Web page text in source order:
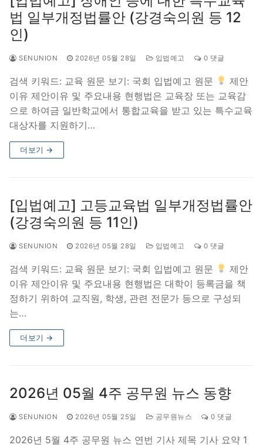
법 일부개정법률안 (강경숙의원 등 12
인)
SENUNION 2026년 05월 28일 입법예고 0 댓글
검색 키워드: 교육 원문 보기: 국회 입법예고 원문
제안
이유 제안이유 및 주요내용 현행법은 교육장 또는 교육감
으로 하여금 일반학교에서 통합교육을 받고 있는 특수교육
대상자를 지원하기…
더보기 →
[입법예고] 고등교육법 일부개정법률안
(강경숙의원 등 11인)
SENUNION 2026년 05월 28일 입법예고 0 댓글
검색 키워드: 교육 원문 보기: 국회 입법예고 원문
제안
이유 제안이유 및 주요내용 현행법은 대학이 등록금을 책
정하기 위하여 교직원, 학생, 관련 전문가 등으로 구성되
는…
더보기 →
2026년 05월 4주 공무원 뉴스 동향
SENUNION 2026년 05월 25일 공무원뉴스 0 댓글
2026년 5월 4주 공무원 뉴스 연번 기사 제목 기사 요약 1